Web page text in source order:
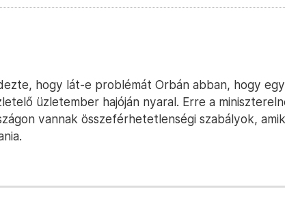
hogy lát-e problémát Orbán abban, hogy egy
üzletember hajóján nyaral. Erre a
vannak összeférhetetlenségi szabályok,